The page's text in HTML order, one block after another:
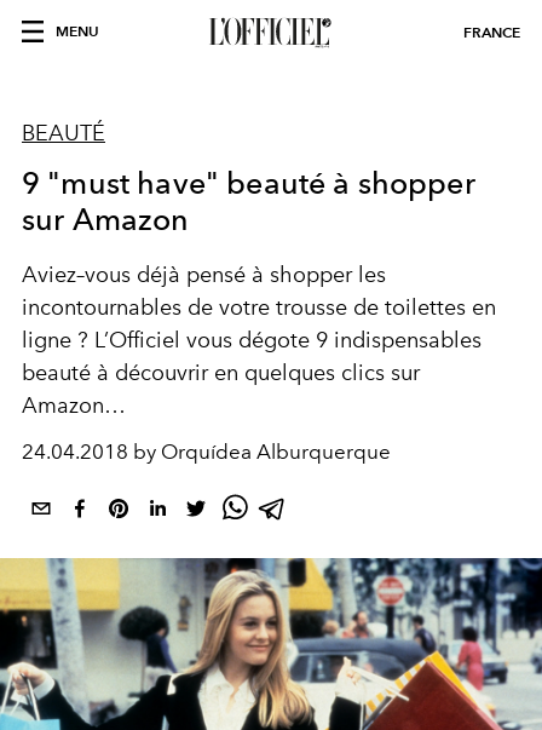
MENU FRANCE
BEAUTÉ
9 "must have" beauté à shopper
sur Amazon
Aviez–vous déjà pensé à shopper les
incontournables de votre trousse de toilettes en
ligne ? L’Officiel vous dégote 9 indispensables
beauté à découvrir en quelques clics sur
Amazon…
24.04.2018 by Orquídea Alburquerque